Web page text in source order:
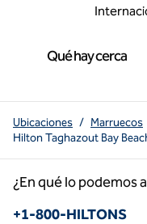
Qué hay cerca
Ubicaciones / Marruecos
Hilton Taghazout Bay
¿En qué lo podemos
Teléfono:
+1-800-HILTONS